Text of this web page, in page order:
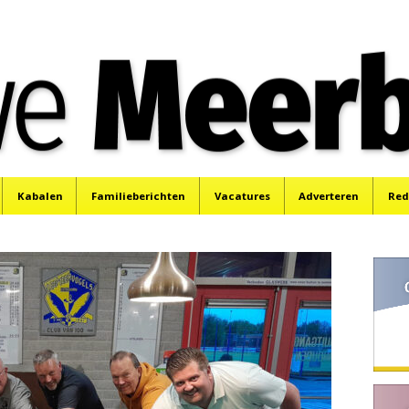
Kabalen Familieberichten Vacatures Adverteren